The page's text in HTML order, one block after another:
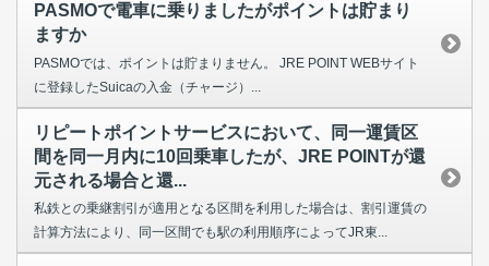
PASMOで電車に乗りましたがポイントは貯まり
ますか
PASMOでは、ポイントは貯まりません。 JRE POINT WEBサイト
に登録したSuicaの入金（チャージ）...
リピートポイントサービスにおいて、同一運賃区
間を同一月内に10回乗車したが、JRE POINTが還
元される場合と還...
私鉄との乗継割引が適用となる区間を利用した場合は、割引運賃の
計算方法により、同一区間でも駅の利用順序によってJR東...